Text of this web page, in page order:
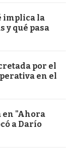
implica la
y qué pasa
por el
en el
en "Ahora
a Darío